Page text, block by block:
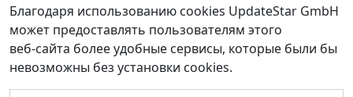
Благодаря использованию cookies UpdateStar GmbH
может предоставлять пользователям этого
веб‑сайта более удобные сервисы, которые были бы
невозможны без установки cookies.